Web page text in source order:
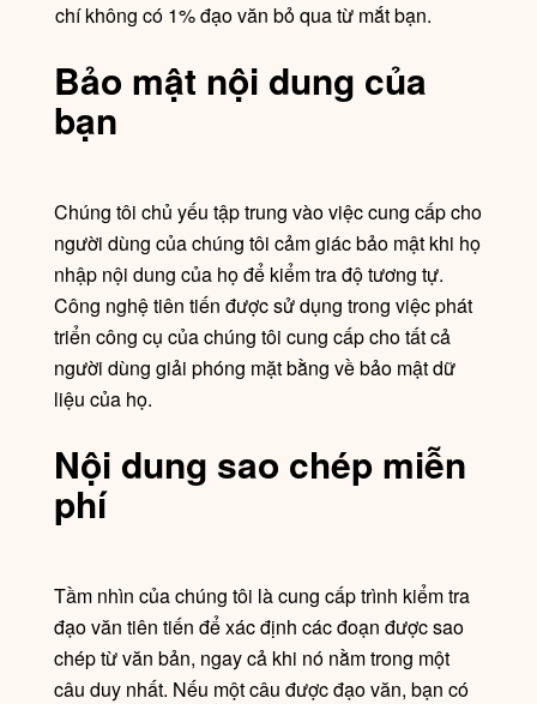
chí không có 1% đạo văn bỏ qua từ mắt bạn.
Bảo mật nội dung của
bạn
Chúng tôi chủ yếu tập trung vào việc cung cấp cho
người dùng của chúng tôi cảm giác bảo mật khi họ
nhập nội dung của họ để kiểm tra độ tương tự.
Công nghệ tiên tiến được sử dụng trong việc phát
triển công cụ của chúng tôi cung cấp cho tất cả
người dùng giải phóng mặt bằng về bảo mật dữ
liệu của họ.
Nội dung sao chép miễn
phí
Tầm nhìn của chúng tôi là cung cấp trình kiểm tra
đạo văn tiên tiến để xác định các đoạn được sao
chép từ văn bản, ngay cả khi nó nằm trong một
câu duy nhất. Nếu một câu được đạo văn, bạn có